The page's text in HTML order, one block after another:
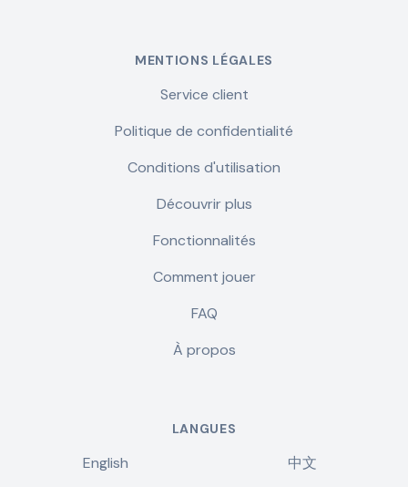
MENTIONS LÉGALES
Service client
Politique de confidentialité
Conditions d'utilisation
Découvrir plus
Fonctionnalités
Comment jouer
FAQ
À propos
LANGUES
English 中文